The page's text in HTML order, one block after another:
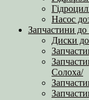
Насос
Запчастини до
Диски до
Солоха/